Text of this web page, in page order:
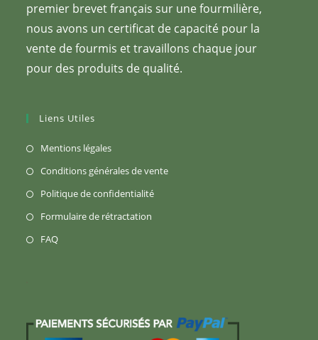
premier brevet français sur une fourmilière,
nous avons un certificat de capacité pour la
vente de fourmis et travaillons chaque jour
pour des produits de qualité.
Liens Utiles
Mentions légalesS’ouvre
nouvel
onglet
Conditions générales de venteS’ouvre
Politique de confidentialitéS’ouvre
Formulaire de rétractation
FAQS’ouvre